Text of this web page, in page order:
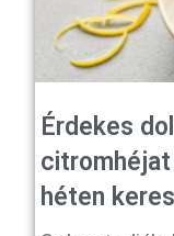
Érdekes
citromhéjat
héten